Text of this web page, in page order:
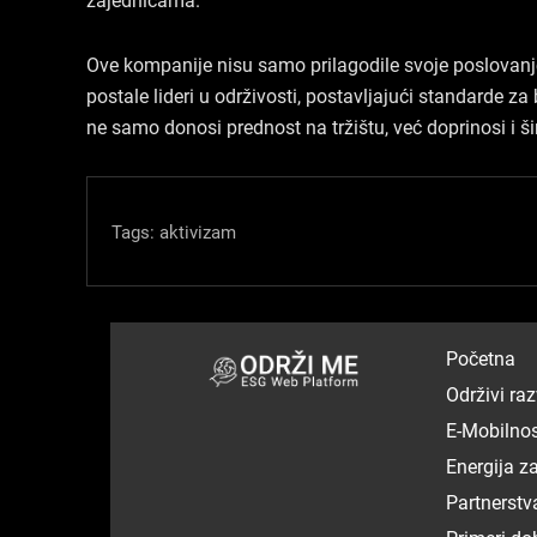
Ove kompanije nisu samo prilagodile svoje
postale lideri u održivosti, postavljajući standarde
ne samo donosi prednost na tržištu, već doprinosi i
Tags: aktivizam
Početna
Održivi
E-
Energija